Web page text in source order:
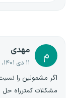
م مهدی
۱۱ دی ۱۴۰۱، ۱۴:۲۶
اگر مشمولین را
مشکلات کمترراه حل